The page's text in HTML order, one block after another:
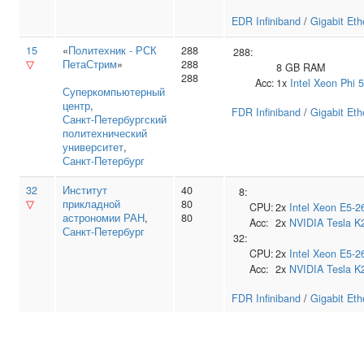
EDR Infiniband / Gigabit
15
▽
«Политехник - РСК
ПетаСтрим»
Суперкомпьютерный
центр,
Санкт‑Петербургский
политехнический
университет,
Санкт-Петербург
288
288
288
288:
8 GB RAM
Acc: 1x Intel Xeon Phi
FDR Infiniband / Gigabit
32
▽
Институт
прикладной
астрономии РАН,
Санкт-Петербург
40
80
80
8:
CPU:2x Intel Xeon E5-
Acc: 2x NVIDIA Tesla
32:
CPU:2x Intel Xeon E5-
Acc: 2x NVIDIA Tesla
FDR Infiniband / Gigabit